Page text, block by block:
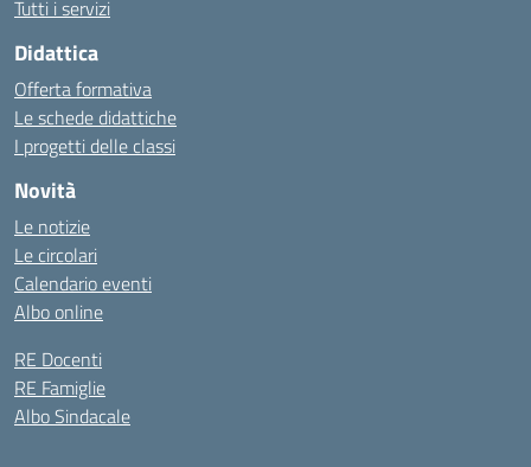
Tutti i servizi
Didattica
Offerta formativa
Le schede didattiche
I progetti delle classi
Novità
Le notizie
Le circolari
Calendario eventi
Albo online
RE Docenti
RE Famiglie
Albo Sindacale